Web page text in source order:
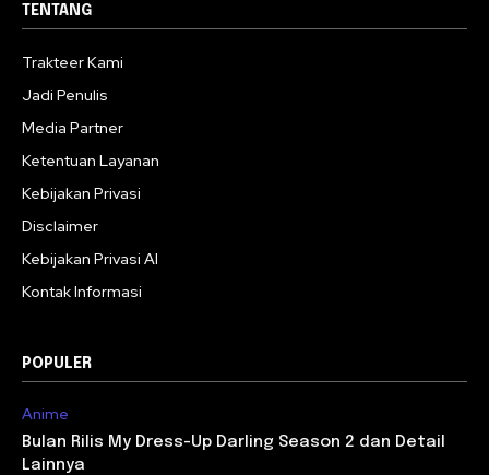
TENTANG
Trakteer Kami
Jadi Penulis
Media Partner
Ketentuan Layanan
Kebijakan Privasi
Disclaimer
Kebijakan Privasi AI
Kontak Informasi
POPULER
Anime
Bulan Rilis My Dress-Up Darling Season 2 dan Detail
Lainnya